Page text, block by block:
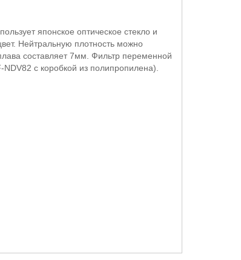
японское оптическое стекло и
Нейтральную плотность можно
составляет 7мм. Фильтр переменной
с коробкой из полипропилена).